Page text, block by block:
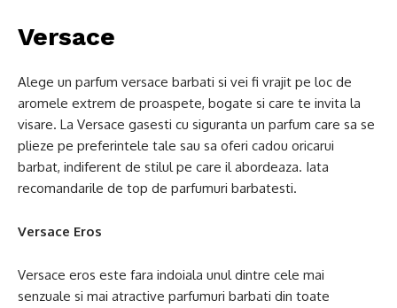
Versace
Alege un parfum versace barbati si vei fi vrajit pe loc de
aromele extrem de proaspete, bogate si care te invita la
visare. La Versace gasesti cu siguranta un parfum care sa se
plieze pe preferintele tale sau sa oferi cadou oricarui
barbat, indiferent de stilul pe care il abordeaza. Iata
recomandarile de top de parfumuri barbatesti.
Versace Eros
Versace eros este fara indoiala unul dintre cele mai
senzuale si mai atractive parfumuri barbati din toate